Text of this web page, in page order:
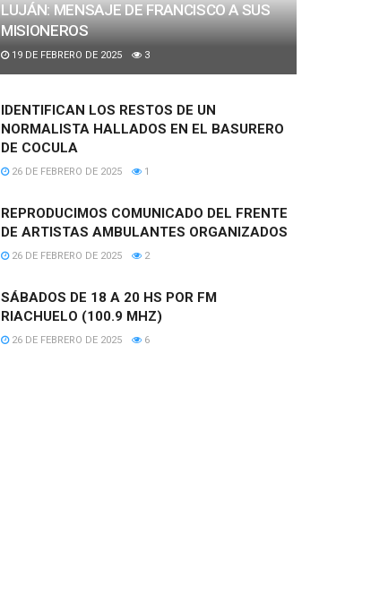
LUJÁN: MENSAJE DE FRANCISCO A SUS
MISIONEROS
19 DE FEBRERO DE 2025 3
IDENTIFICAN LOS RESTOS DE UN
NORMALISTA HALLADOS EN EL BASURERO
DE COCULA
26 DE FEBRERO DE 2025 1
REPRODUCIMOS COMUNICADO DEL FRENTE
DE ARTISTAS AMBULANTES ORGANIZADOS
26 DE FEBRERO DE 2025 2
SÁBADOS DE 18 A 20 HS POR FM
RIACHUELO (100.9 MHZ)
26 DE FEBRERO DE 2025 6